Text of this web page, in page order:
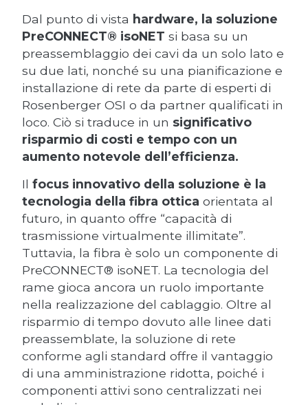
Dal punto di vista hardware, la soluzione
PreCONNECT® isoNET si basa su un
preassemblaggio dei cavi da un solo lato e
su due lati, nonché su una pianificazione e
installazione di rete da parte di esperti di
Rosenberger OSI o da partner qualificati in
loco. Ciò si traduce in un significativo
risparmio di costi e tempo con un
aumento notevole dell’efficienza.
Il focus innovativo della soluzione è la
tecnologia della fibra ottica orientata al
futuro, in quanto offre “capacità di
trasmissione virtualmente illimitate”.
Tuttavia, la fibra è solo un componente di
PreCONNECT® isoNET. La tecnologia del
rame gioca ancora un ruolo importante
nella realizzazione del cablaggio. Oltre al
risparmio di tempo dovuto alle linee dati
preassemblate, la soluzione di rete
conforme agli standard offre il vantaggio
di una amministrazione ridotta, poiché i
componenti attivi sono centralizzati nei